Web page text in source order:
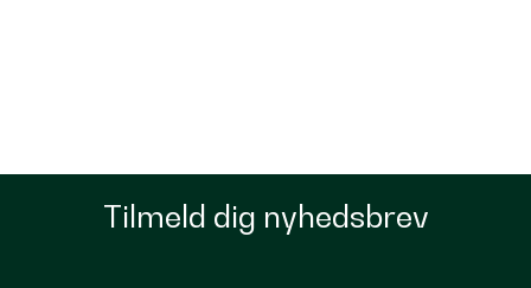
Tilmeld dig nyhedsbrev